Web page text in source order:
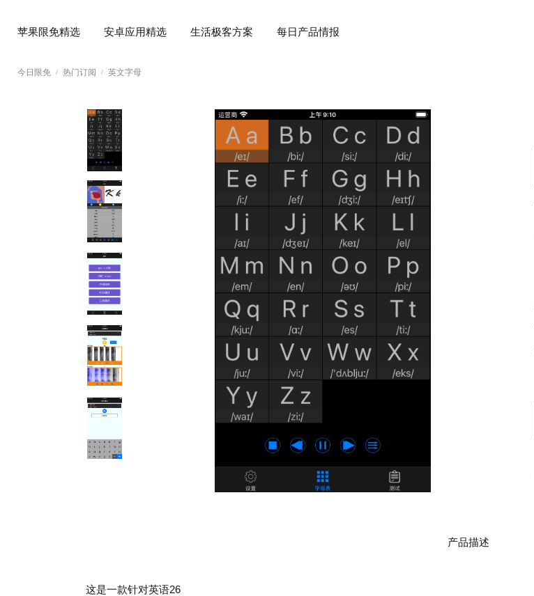
苹果限免精选 安卓应用精选 生活极客方案 每日产品情报
今日限免 热门订阅 英文字母
产品描述
这是一款针对英语26